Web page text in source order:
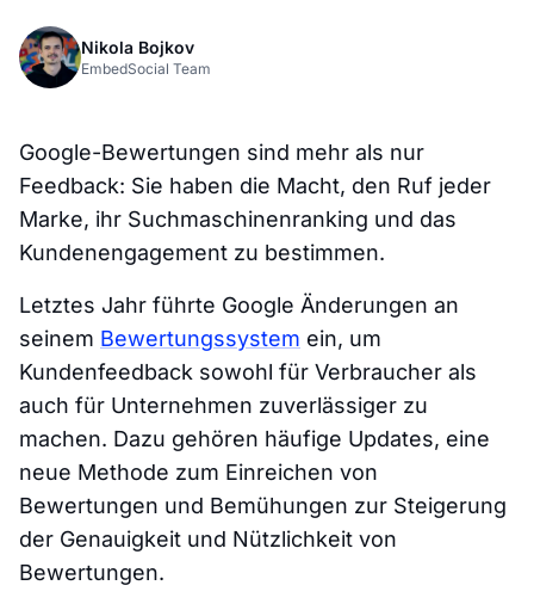
Nikola Bojkov
EmbedSocial Team
Google-Bewertungen sind mehr als nur
Feedback: Sie haben die Macht, den Ruf jeder
Marke, ihr Suchmaschinenranking und das
Kundenengagement zu bestimmen.
Letztes Jahr führte Google Änderungen an
seinem Bewertungssystem ein, um
Kundenfeedback sowohl für Verbraucher als
auch für Unternehmen zuverlässiger zu
machen. Dazu gehören häufige Updates, eine
neue Methode zum Einreichen von
Bewertungen und Bemühungen zur Steigerung
der Genauigkeit und Nützlichkeit von
Bewertungen.